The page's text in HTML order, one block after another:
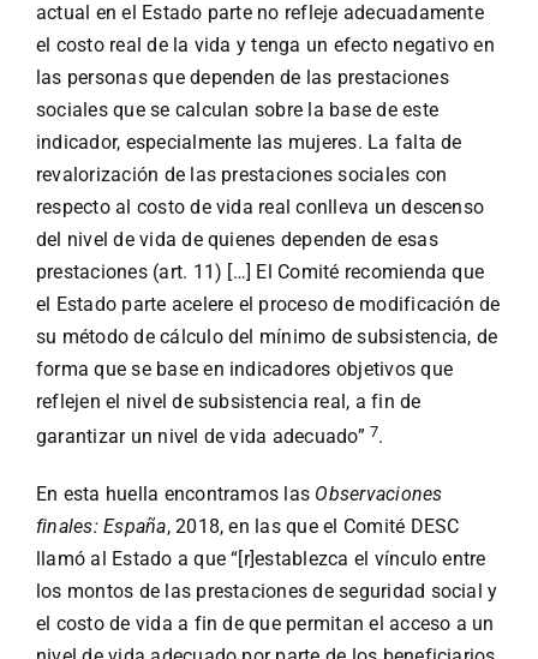
actual en el Estado parte no refleje adecuadamente
el costo real de la vida y tenga un efecto negativo en
las personas que dependen de las prestaciones
sociales que se calculan sobre la base de este
indicador, especialmente las mujeres. La falta de
revalorización de las prestaciones sociales con
respecto al costo de vida real conlleva un descenso
del nivel de vida de quienes dependen de esas
prestaciones (art. 11) […] El Comité recomienda que
el Estado parte acelere el proceso de modificación de
su método de cálculo del mínimo de subsistencia, de
forma que se base en indicadores objetivos que
reflejen el nivel de subsistencia real, a fin de
garantizar un nivel de vida adecuado” 7.
En esta huella encontramos las Observaciones
finales: España, 2018, en las que el Comité DESC
llamó al Estado a que “[r]establezca el vínculo entre
los montos de las prestaciones de seguridad social y
el costo de vida a fin de que permitan el acceso a un